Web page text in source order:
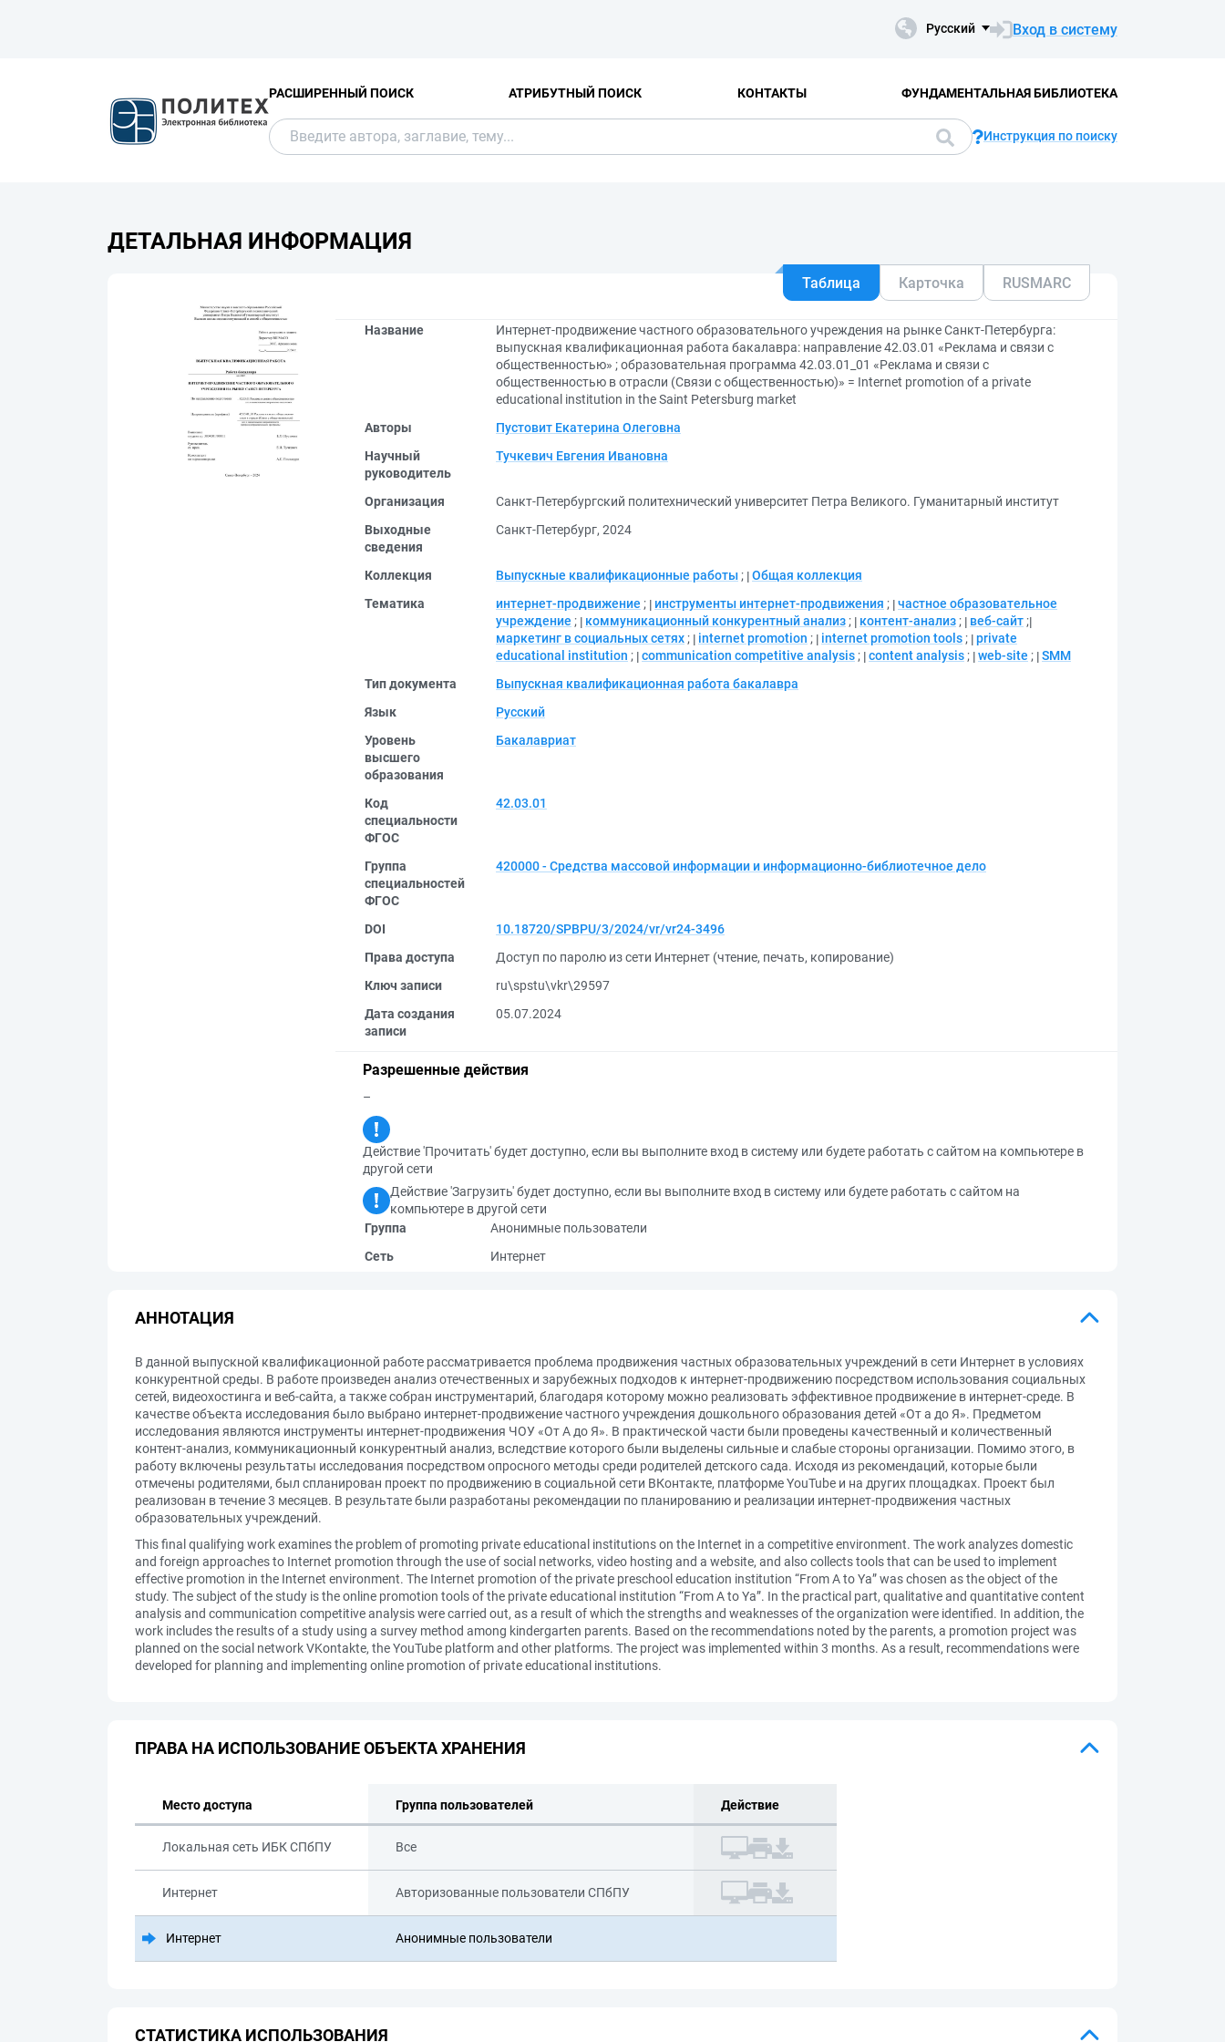
Русский Вход в систему
РАСШИРЕННЫЙ ПОИСК АТРИБУТНЫЙ ПОИСК КОНТАКТЫ ФУНДАМЕНТАЛЬНАЯ БИБЛИОТЕКА
Инструкция по поиску
ДЕТАЛЬНАЯ ИНФОРМАЦИЯ
Таблица Карточка RUSMARC
Название
Интернет-продвижение частного образовательного учреждения на рынке Санкт-Петербурга:
выпускная квалификационная работа бакалавра: направление 42.03.01 «Реклама и связи с
общественностью» ; образовательная программа 42.03.01_01 «Реклама и связи с
общественностью в отрасли (Связи с общественностью)» = Internet promotion of a private
educational institution in the Saint Petersburg market
Авторы
Пустовит Екатерина Олеговна
Научный
руководитель
Тучкевич Евгения Ивановна
Организация
Санкт-Петербургский политехнический университет Петра Великого. Гуманитарный институт
Выходные
сведения
Санкт-Петербург, 2024
Коллекция Выпускные квалификационные работы ; Общая коллекция
Тематика
интернет-продвижение ; инструменты интернет-продвижения ; частное образовательное
учреждение ; коммуникационный конкурентный анализ ; контент-анализ ; веб-сайт ;
маркетинг в социальных сетях ; internet promotion ; internet promotion tools ; private
educational institution ; communication competitive analysis ; content analysis ; web-site ; SMM
Тип документа
Выпускная квалификационная работа бакалавра
Язык
Русский
Уровень
высшего
образования
Бакалавриат
Код
специальности
ФГОС
42.03.01
Группа
специальностей
ФГОС
420000 - Средства массовой информации и информационно-библиотечное дело
DOI
10.18720/SPBPU/3/2024/vr/vr24-3496
Права доступа
Доступ по паролю из сети Интернет (чтение, печать, копирование)
Ключ записи
ru\spstu\vkr\29597
Дата создания
записи
05.07.2024
Разрешенные действия
–
Действие 'Прочитать' будет доступно, если вы выполните вход в систему или будете работать с сайтом на компьютере в
другой сети
Действие 'Загрузить' будет доступно, если вы выполните вход в систему или будете работать с сайтом на
компьютере в другой сети
Группа
Анонимные пользователи
Сеть
Интернет
АННОТАЦИЯ
В данной выпускной квалификационной работе рассматривается проблема продвижения частных образовательных учреждений в сети Интернет в условиях
конкурентной среды. В работе произведен анализ отечественных и зарубежных подходов к интернет-продвижению посредством использования социальных
сетей, видеохостинга и веб-сайта, а также собран инструментарий, благодаря которому можно реализовать эффективное продвижение в интернет-среде. В
качестве объекта исследования было выбрано интернет-продвижение частного учреждения дошкольного образования детей «От а до Я». Предметом
исследования являются инструменты интернет-продвижения ЧОУ «От А до Я». В практической части были проведены качественный и количественный
контент-анализ, коммуникационный конкурентный анализ, вследствие которого были выделены сильные и слабые стороны организации. Помимо этого, в
работу включены результаты исследования посредством опросного методы среди родителей детского сада. Исходя из рекомендаций, которые были
отмечены родителями, был спланирован проект по продвижению в социальной сети ВКонтакте, платформе YouTube и на других площадках. Проект был
реализован в течение 3 месяцев. В результате были разработаны рекомендации по планированию и реализации интернет-продвижения частных
образовательных учреждений.
This final qualifying work examines the problem of promoting private educational institutions on the Internet in a competitive environment. The work analyzes domestic
and foreign approaches to Internet promotion through the use of social networks, video hosting and a website, and also collects tools that can be used to implement
effective promotion in the Internet environment. The Internet promotion of the private preschool education institution “From A to Ya” was chosen as the object of the
study. The subject of the study is the online promotion tools of the private educational institution “From A to Ya”. In the practical part, qualitative and quantitative content
analysis and communication competitive analysis were carried out, as a result of which the strengths and weaknesses of the organization were identified. In addition, the
work includes the results of a study using a survey method among kindergarten parents. Based on the recommendations noted by the parents, a promotion project was
planned on the social network VKontakte, the YouTube platform and other platforms. The project was implemented within 3 months. As a result, recommendations were
developed for planning and implementing online promotion of private educational institutions.
ПРАВА НА ИСПОЛЬЗОВАНИЕ ОБЪЕКТА ХРАНЕНИЯ
Место доступа Группа пользователей Действие
Локальная сеть ИБК СПбПУ Все
Интернет Авторизованные пользователи СПбПУ
Интернет Анонимные пользователи
СТАТИСТИКА ИСПОЛЬЗОВАНИЯ